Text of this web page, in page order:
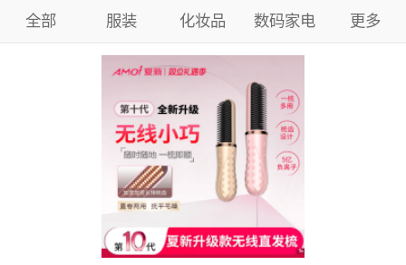
全部 服装 化妆品 数码家电 更多